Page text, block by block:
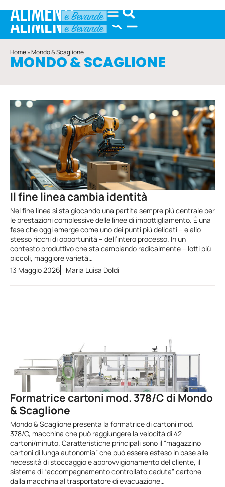
Home»Mondo & Scaglione
MONDO & SCAGLIONE
Il fine linea cambia identità
Nel fine linea si sta giocando una partita sempre più centrale per
le prestazioni complessive delle linee di imbottigliamento. È una
fase che oggi emerge come uno dei punti più delicati – e allo
stesso ricchi di opportunità – dell’intero processo. In un
contesto produttivo che sta cambiando radicalmente – lotti più
piccoli, maggiore varietà…
13 Maggio 2026
Maria Luisa Doldi
Formatrice cartoni mod. 378/C di Mondo
& Scaglione
Mondo & Scaglione presenta la formatrice di cartoni mod.
378/C, macchina che può raggiungere la velocità di 42
cartoni/minuto. Caratteristiche principali sono il “magazzino
cartoni di lunga autonomia” che può essere esteso in base alle
necessità di stoccaggio e approvvigionamento del cliente, il
sistema di “accompagnamento controllato caduta” cartone
dalla macchina al trasportatore di evacuazione…